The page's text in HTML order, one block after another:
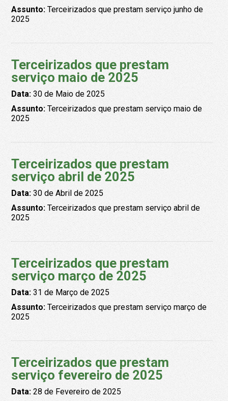
Assunto:Terceirizados que prestam serviço junho de
2025
Terceirizados que prestam
serviço maio de 2025
Data:30 de Maio de 2025
Assunto:Terceirizados que prestam serviço maio de
2025
Terceirizados que prestam
serviço abril de 2025
Data:30 de Abril de 2025
Assunto:Terceirizados que prestam serviço abril de
2025
Terceirizados que prestam
serviço março de 2025
Data:31 de Março de 2025
Assunto:Terceirizados que prestam serviço março de
2025
Terceirizados que prestam
serviço fevereiro de 2025
Data:28 de Fevereiro de 2025